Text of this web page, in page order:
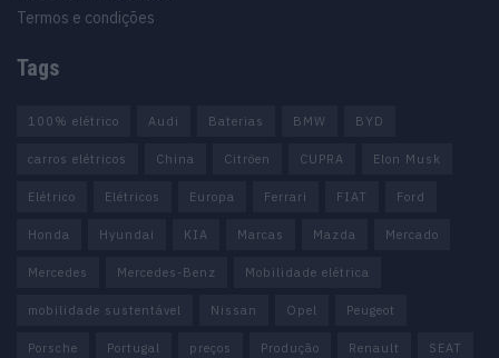
Termos e condições
Tags
100% elétrico Audi Baterias BMW BYD
carros elétricos China Citröen CUPRA Elon Musk
Elétrico Elétricos Europa Ferrari FIAT Ford
Honda Hyundai KIA Marcas Mazda Mercado
Mercedes Mercedes-Benz Mobilidade elétrica
mobilidade sustentável Nissan Opel Peugeot
Porsche Portugal preços Produção Renault SEAT